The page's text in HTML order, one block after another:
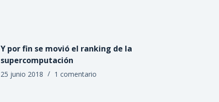
Y por fin se movió el ranking de la
supercomputación
25 junio 2018 1 comentario